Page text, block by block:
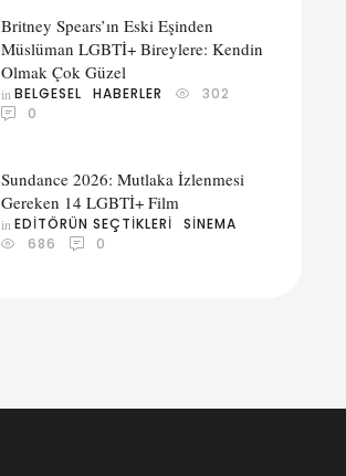
Britney Spears’ın Eski Eşinden
Müslüman LGBTİ+ Bireylere: Kendin
Olmak Çok Güzel
in BELGESEL HABERLER
302
0
Sundance 2026: Mutlaka İzlenmesi
Gereken 14 LGBTİ+ Film
in EDITÖRÜN SEÇTIKLERI
SINEMA
686
0